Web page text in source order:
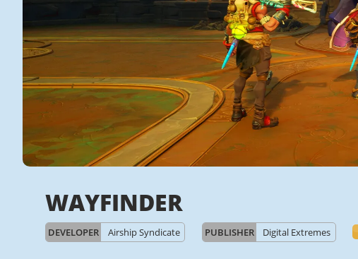
WAYFINDER
DEVELOPER Airship Syndicate PUBLISHER Digital Extremes